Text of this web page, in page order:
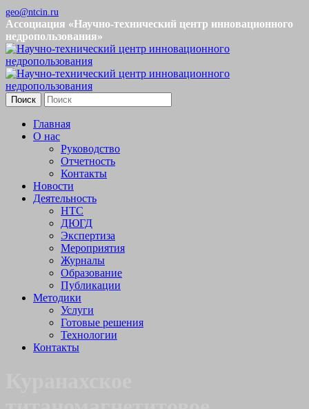
geo@ntcin.ru
Ассоциация «Научно-технический центр инновационного
недропользования»
Поиск
Главная
О нас
Руководство
Отчетность
Контакты
Новости
Деятельность
НТС
ДЮГД
Экспертиза
Мероприятия
Журналы
Образование
Публикации
Методики
Услуги
Готовые решения
Технологии
Контакты